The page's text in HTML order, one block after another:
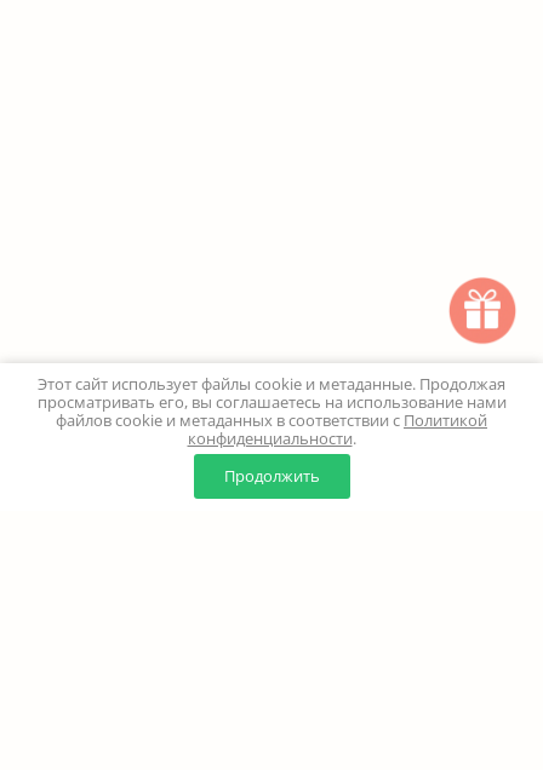
0
Корзина
Этот сайт использует файлы cookie и метаданные. Продолжая
просматривать его, вы соглашаетесь на использование нами
файлов cookie и метаданных в соответствии с Политикой
конфиденциальности.
Продолжить